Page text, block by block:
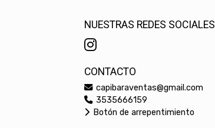
NUESTRAS REDES SOCIALES
CONTACTO
capibaraventas@gmail.com
3535666159
Botón de arrepentimiento